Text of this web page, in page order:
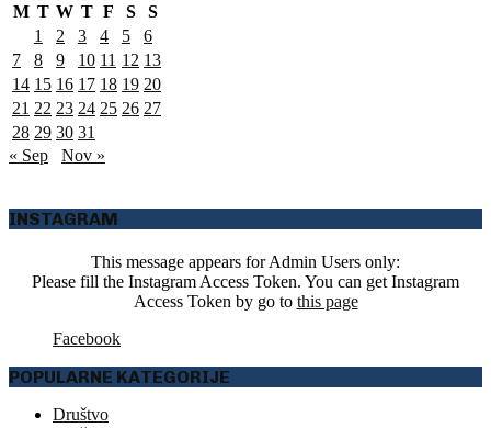
M T W T F S
S
1
2 3 4 5
6
7
8 9 10 11 12 13
14 15 16 17 18 19 20
21 22 23 24 25 26 27
28 29 30 31
« Sep
Nov »
INSTAGRAM
This message appears for Admin Users only:
Please fill the Instagram Access Token. You can get Instagram
Access Token by go to this page
Facebook
POPULARNE KATEGORIJE
Društvo